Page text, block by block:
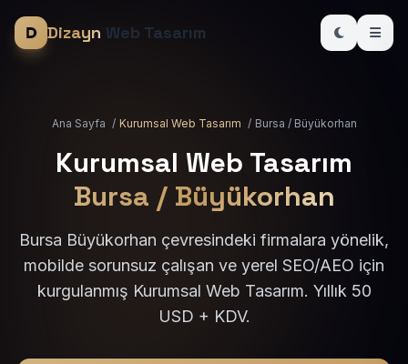
Dizayn Web Tasarım
Ana Sayfa / Kurumsal Web Tasarım / Bursa / Büyükorhan
Kurumsal Web Tasarım
Bursa / Büyükorhan
Bursa Büyükorhan çevresindeki firmalara yönelik,
mobilde sorunsuz çalışan ve yerel SEO/AEO için
kurgulanmış Kurumsal Web Tasarım. Yıllık 50
USD + KDV.